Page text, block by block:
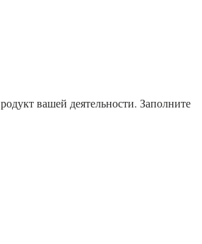
вашей деятельности. Заполните